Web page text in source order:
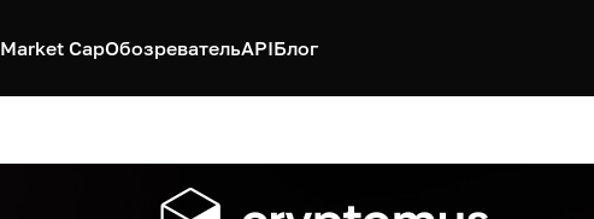
Market CapОбозревательAPIБлог